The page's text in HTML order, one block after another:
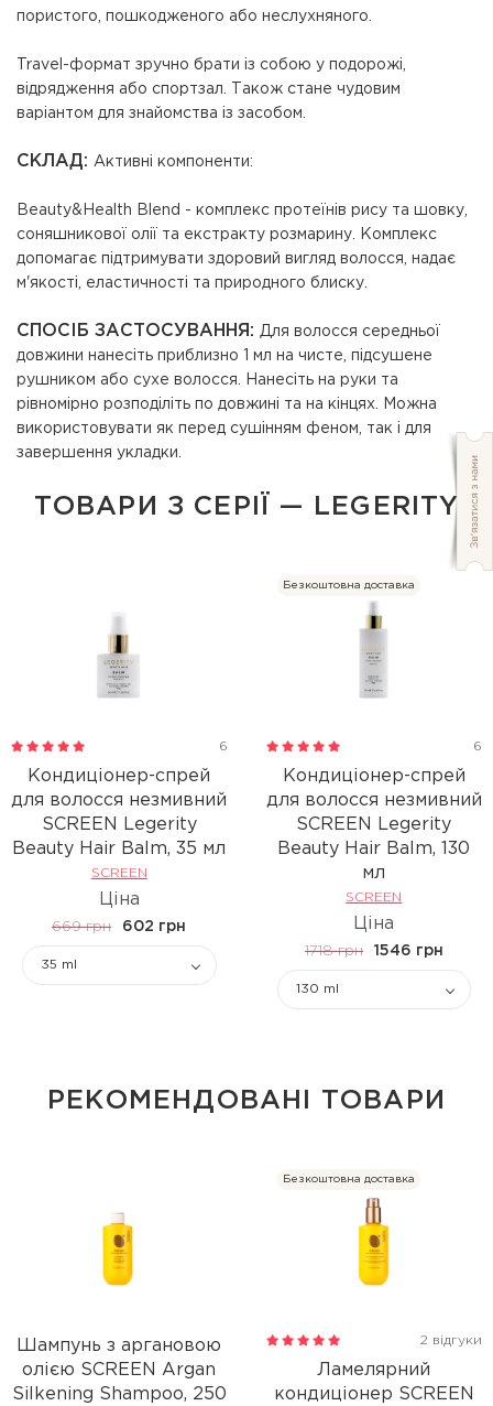
пористого, пошкодженого або неслухняного.
Travel-формат зручно брати із собою у подорожі,
відрядження або спортзал. Також стане чудовим
варіантом для знайомства із засобом.
СКЛАД: Активні компоненти:
Beauty&Health Blend - комплекс протеїнів рису та шовку,
соняшникової олії та екстракту розмарину. Комплекс
допомагає підтримувати здоровий вигляд волосся, надає
м'якості, еластичності та природного блиску.
СПОСІБ ЗАСТОСУВАННЯ: Для волосся середньої
довжини нанесіть приблизно 1 мл на чисте, підсушене
рушником або сухе волосся. Нанесіть на руки та
рівномірно розподіліть по довжині та на кінцях. Можна
використовувати як перед сушінням феном, так і для
завершення укладки.
ТОВАРИ З СЕРІЇ — LEGERITY
6
Кондиціонер-спрей
для волосся незмивний
SCREEN Legerity
Beauty Hair Balm, 35 мл
SCREEN
Ціна
669 грн 602 грн
35 ml
Безкоштовна доставка
6
Кондиціонер-спрей
для волосся незмивний
SCREEN Legerity
Beauty Hair Balm, 130
мл
SCREEN
Ціна
1718 грн 1546 грн
130 ml
РЕКОМЕНДОВАНІ ТОВАРИ
Шампунь з аргановою
олією SCREEN Argan
Silkening Shampoo, 250
Безкоштовна доставка
2 відгуки
Ламелярний
кондиціонер SCREEN